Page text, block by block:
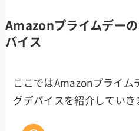
Amazonプライムデー
バイス
ここではAmazonプライム
グデバイスを紹介していき